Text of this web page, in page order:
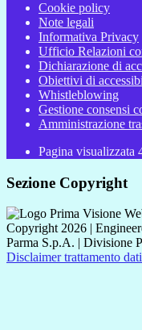
Cookie policy
Note legali
Informativa Privacy
Ufficio Relazioni
Dichiarazione di
Obiettivi di
Whistleblowing
Gestione consensi
Amministrazione
Pagina visualizzata
Sezione Copyright
Copyright 2026 |
Parma S.p.A. | Divisione
Disclaimer trattamento